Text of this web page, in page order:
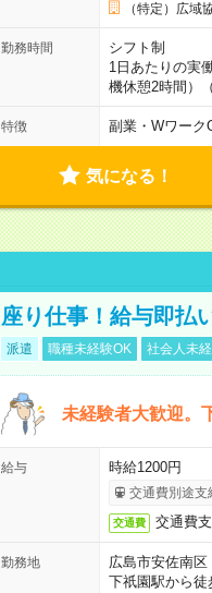
（特定）広
勤務時間
シフト制
1日あたりの実
機休憩2時間）
特徴 副業・Wワーク
気になる！
座り仕事！給与即払
派遣 職種未経験OK 社会人未
未経験者大歓迎。
給与 時給1200円
交通費別途支
交通費 交通費
勤務地
広島市安佐南区
下祇園駅から徒